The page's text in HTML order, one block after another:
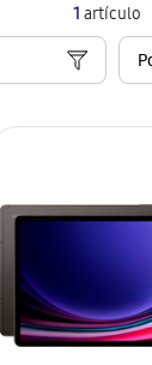
1artículo